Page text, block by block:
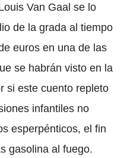
Van Gaal se lo
de la grada al tiempo
euros en una de las
se habrán visto en la
si este cuento repleto
infantiles no
esperpénticos, el fin
gasolina al fuego.